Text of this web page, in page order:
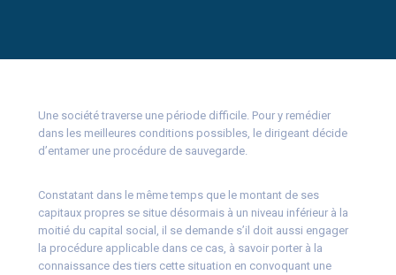
Une société traverse une période difficile. Pour y remédier
dans les meilleures conditions possibles, le dirigeant décide
d’entamer une procédure de sauvegarde.
Constatant dans le même temps que le montant de ses
capitaux propres se situe désormais à un niveau inférieur à la
moitié du capital social, il se demande s’il doit aussi engager
la procédure applicable dans ce cas, à savoir porter à la
connaissance des tiers cette situation en convoquant une